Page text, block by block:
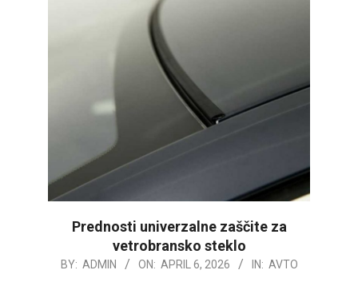
Prednosti univerzalne zaščite za
vetrobransko steklo
2026-
BY: ADMIN ON: APRIL 6, 2026 IN: AVTO